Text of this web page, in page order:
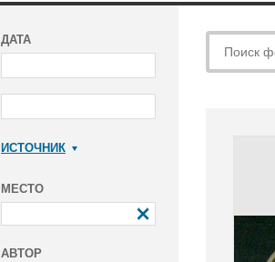
ДАТА
ИСТОЧНИК
МЕСТО
АВТОР